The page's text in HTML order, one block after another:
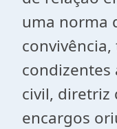
uma norma
condizentes
civil, diretriz
encargos